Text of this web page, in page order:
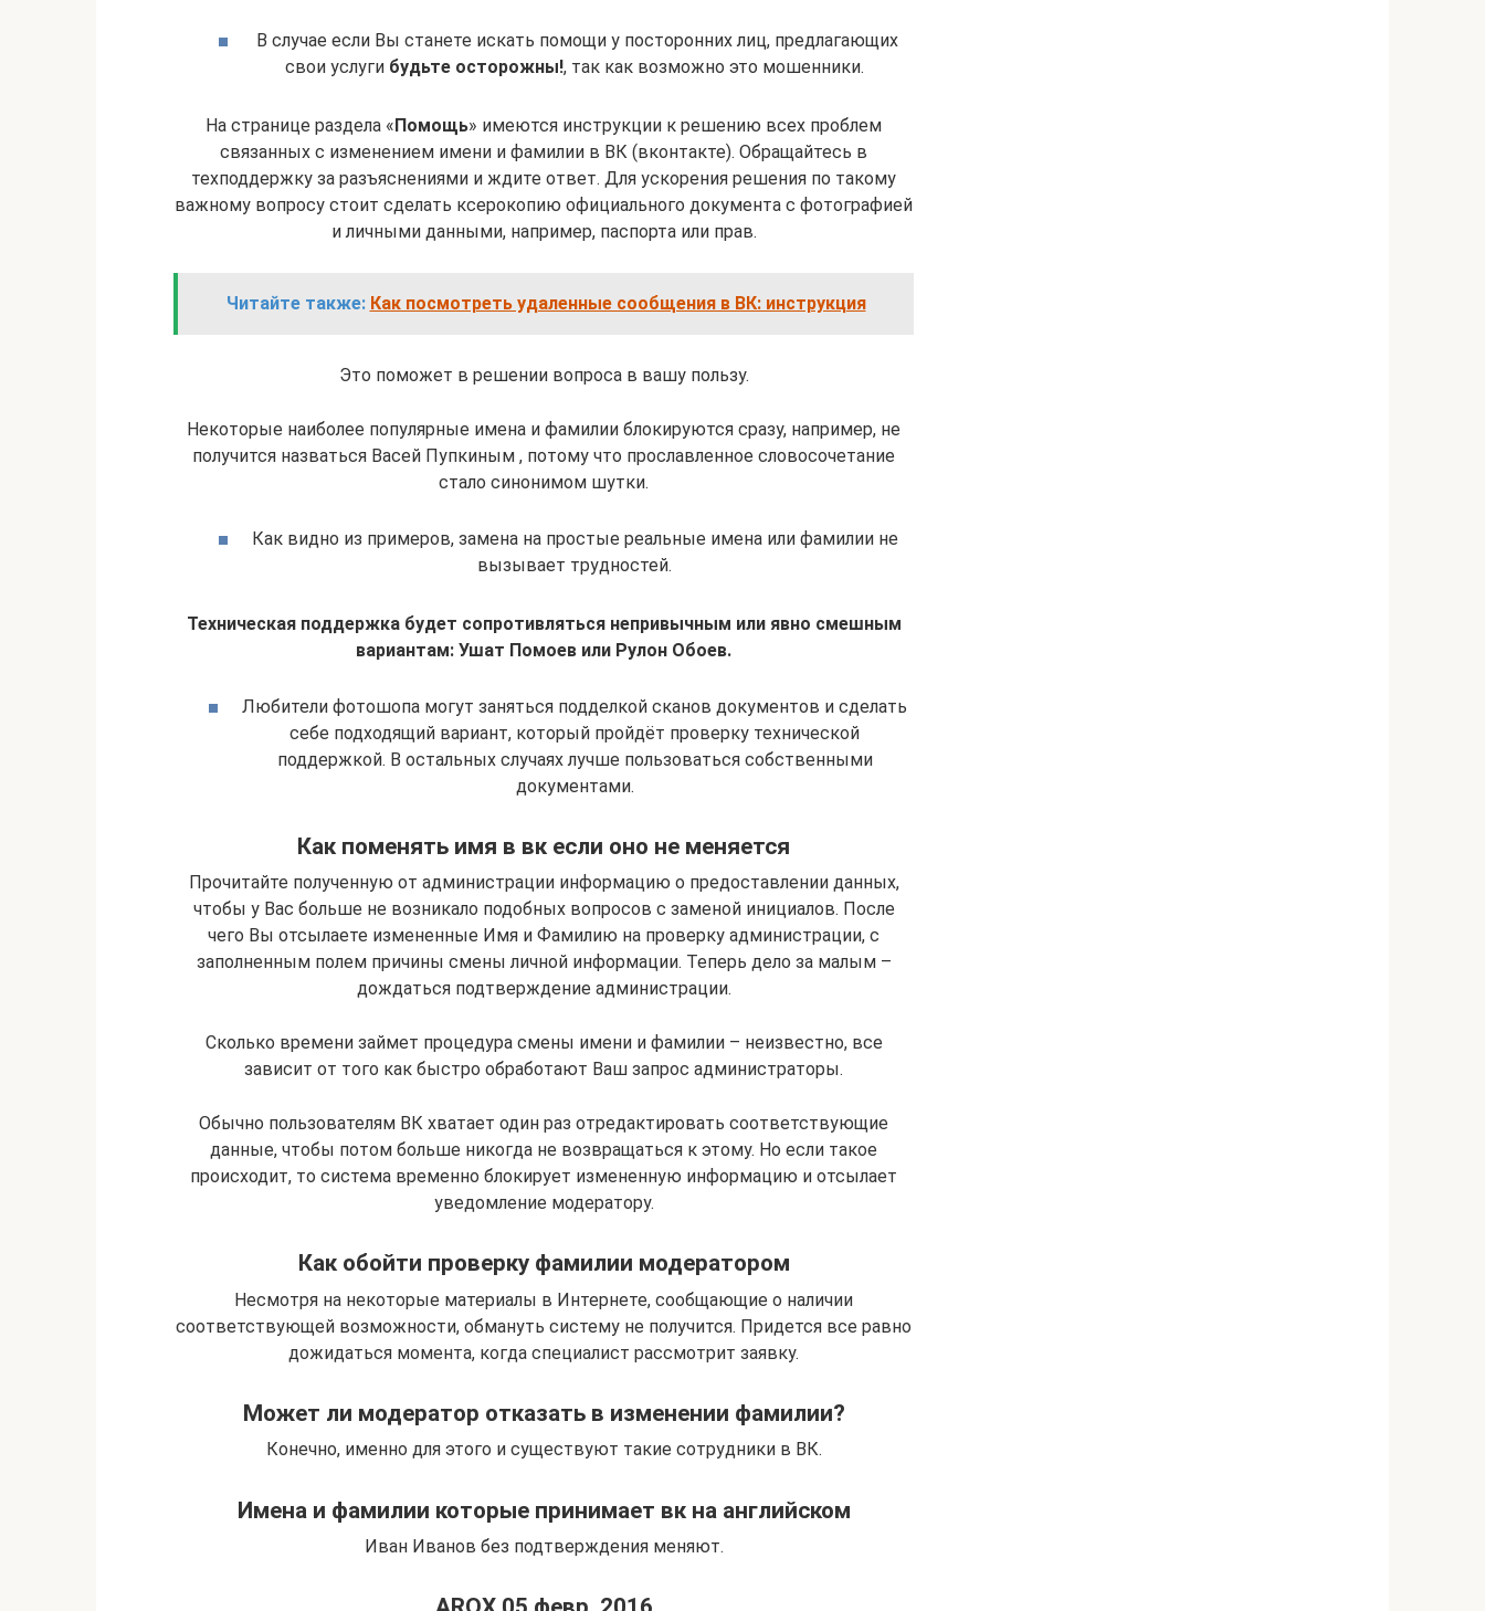
В случае если Вы станете искать помощи у посторонних лиц, предлагающих
свои услуги будьте осторожны!, так как возможно это мошенники.
На странице раздела «Помощь» имеются инструкции к решению всех проблем
связанных с изменением имени и фамилии в ВК (вконтакте). Обращайтесь в
техподдержку за разъяснениями и ждите ответ. Для ускорения решения по такому
важному вопросу стоит сделать ксерокопию официального документа с фотографией
и личными данными, например, паспорта или прав.
Читайте также: Как посмотреть удаленные сообщения в ВК: инструкция
Это поможет в решении вопроса в вашу пользу.
Некоторые наиболее популярные имена и фамилии блокируются сразу, например, не
получится назваться Васей Пупкиным , потому что прославленное словосочетание
стало синонимом шутки.
Как видно из примеров, замена на простые реальные имена или фамилии не
вызывает трудностей.
Техническая поддержка будет сопротивляться непривычным или явно смешным
вариантам: Ушат Помоев или Рулон Обоев.
Любители фотошопа могут заняться подделкой сканов документов и сделать
себе подходящий вариант, который пройдёт проверку технической
поддержкой. В остальных случаях лучше пользоваться собственными
документами.
Как поменять имя в вк если оно не меняется
Прочитайте полученную от администрации информацию о предоставлении данных,
чтобы у Вас больше не возникало подобных вопросов с заменой инициалов. После
чего Вы отсылаете измененные Имя и Фамилию на проверку администрации, с
заполненным полем причины смены личной информации. Теперь дело за малым –
дождаться подтверждение администрации.
Сколько времени займет процедура смены имени и фамилии – неизвестно, все
зависит от того как быстро обработают Ваш запрос администраторы.
Обычно пользователям ВК хватает один раз отредактировать соответствующие
данные, чтобы потом больше никогда не возвращаться к этому. Но если такое
происходит, то система временно блокирует измененную информацию и отсылает
уведомление модератору.
Как обойти проверку фамилии модератором
Несмотря на некоторые материалы в Интернете, сообщающие о наличии
соответствующей возможности, обмануть систему не получится. Придется все равно
дожидаться момента, когда специалист рассмотрит заявку.
Может ли модератор отказать в изменении фамилии?
Конечно, именно для этого и существуют такие сотрудники в ВК.
Имена и фамилии которые принимает вк на английском
Иван Иванов без подтверждения меняют.